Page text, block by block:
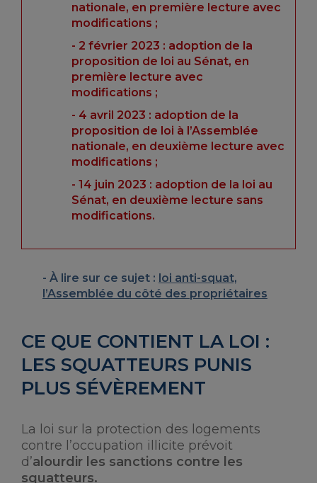
nationale, en première lecture avec
modifications ;
2 février 2023 : adoption de la
proposition de loi au Sénat, en
première lecture avec
modifications ;
4 avril 2023 : adoption de la
proposition de loi à l’Assemblée
nationale, en deuxième lecture avec
modifications ;
14 juin 2023 : adoption de la loi au
Sénat, en deuxième lecture sans
modifications.
À lire sur ce sujet : loi anti-squat,
l’Assemblée du côté des propriétaires
CE QUE CONTIENT LA LOI :
LES SQUATTEURS PUNIS
PLUS SÉVÈREMENT
La loi sur la protection des logements
contre l’occupation illicite prévoit
d’alourdir les sanctions contre les
squatteurs.